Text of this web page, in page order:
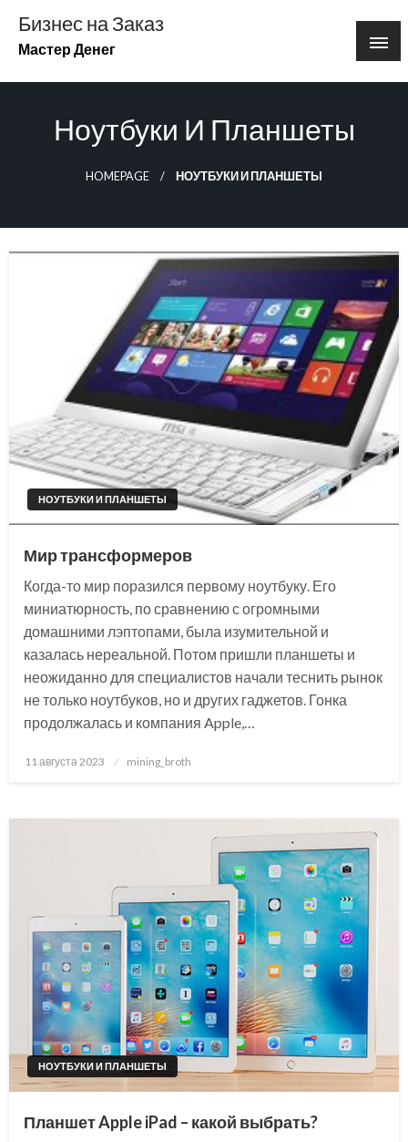
содержимому
Бизнес на Заказ
Мастер Денег
Ноутбуки И Планшеты
HOMEPAGE НОУТБУКИ И ПЛАНШЕТЫ
НОУТБУКИ И ПЛАНШЕТЫ
Мир трансформеров
Когда-то мир поразился первому ноутбуку. Его
миниатюрность, по сравнению с огромными
домашними лэптопами, была изумительной и
казалась нереальной. Потом пришли планшеты и
неожиданно для специалистов начали теснить рынок
не только ноутбуков, но и других гаджетов. Гонка
продолжалась и компания Apple,…
Posted
11 августа 2023 mining_broth
НОУТБУКИ И ПЛАНШЕТЫ
Планшет Apple iPad – какой выбрать?